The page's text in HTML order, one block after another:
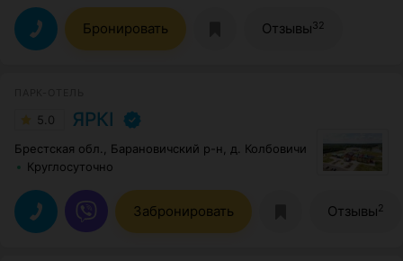
Бронировать Отзывы32
5.0 ЯРКI
Брестская обл., Барановичский р-н, д. Колбовичи
Круглосуточно
Забронировать Отзывы2